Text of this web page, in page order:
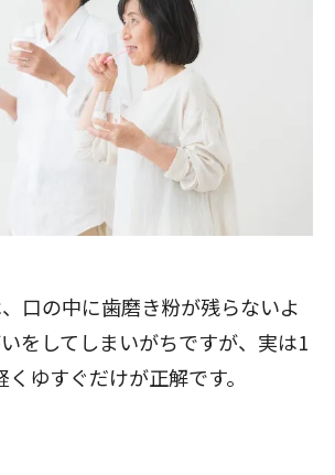
口の中に歯磨き粉が残らないよ
をしてしまいがちですが、実は1
ゆすぐだけが正解です。